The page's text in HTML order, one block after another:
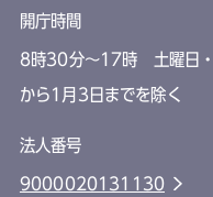
開庁時間
8時30分～17時 土曜日・
から1月3日までを除く
法人番号
9000020131130